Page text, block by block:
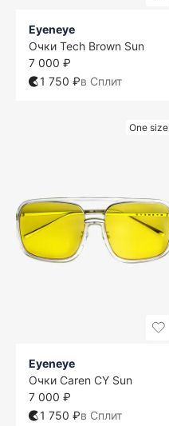
Eyeneye
Очки Tech Brown Sun
7 000 ₽
1 750 ₽в Сплит
One size
Eyeneye
Очки Caren CY Sun
7 000 ₽
1 750 ₽в Сплит